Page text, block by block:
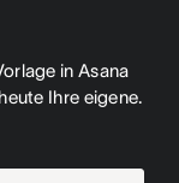
in Asana
Ihre eigene.